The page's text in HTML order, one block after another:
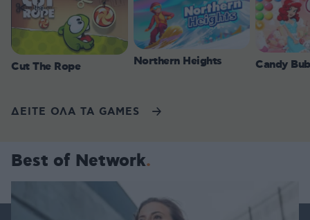
Cut The Rope Northern Heights Candy
ΔΕΙΤΕ ΟΛΑ ΤΑ GAMES
Best of Network